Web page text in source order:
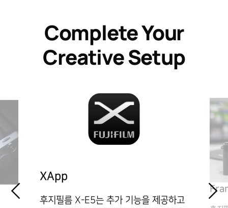
Complete Your
Creative Setup
XApp
후지필름 X-E5는 추가 기능을 제공하고